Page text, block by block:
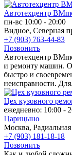
Автотехцентр
пн-вс 10:00 - 20:00
Видное, Северная
+7 (903) 763-44-83
Позвонить
Автотехцентр
и ремонту машин.
быстро и
неисправности.
Цех кузовного
ежедневно: 10:00 -
Царицыно
Москва,
+7 (903) 181-18-18
Позвонить